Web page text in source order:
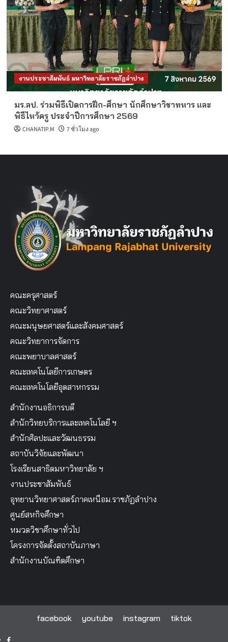
งานประชาสัมพันธ์ มหาวิทยาลัยราชภัฏลำปาง
มร.ลป. ร่วมพิธีเปิดการฝึก-ศึกษา นักศึกษาวิชาทหาร และ
พิธีไหว้ครู ประจำปีการศึกษา 2569
CHANATIP.M 7 ชั่วโมง ago
คณะครุศาสตร์
คณะวิทยาศาสตร์
คณะมนุษยศาสตร์และสังคมศาสตร์
คณะวิทยาการจัดการ
คณะพยาบาลศาสตร์
คณะเทคโนโลยีการเกษตร
คณะเทคโนโลยีอุตสาหกรรม
สำนักงานอธิการบดี
สำนักวิทยบริการและเทคโนโลยี ฯ
สำนักศิลปะและวัฒนธรรม
สถาบันวิจัยและพัฒนา
โรงเรียนสาธิตมหาวิทยาลัย ฯ
งานประชาสัมพันธ์
อุทยานวิทยาศาสตร์ภาคเหนือม.ราชภัฏลำปาง
ศูนย์สหกิจศึกษา
หมวดวิชาศึกษาทั่วไป
โครงการจัดตั้งสถาบันภาษา
สำนักงานบัณฑิตศึกษา
facebook youtube instagram tiktok
facebook